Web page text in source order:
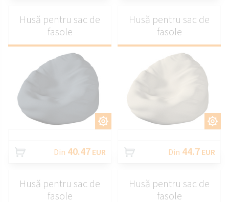
PERSONALIZAȚI
Husă pentru sac de
fasole
Din 40.47 EUR
PERSONALIZAȚI
Husă pentru sac de
fasole
Din 44.7 EUR
Husă pentru sac de
fasole
Husă pentru sac de
fasole